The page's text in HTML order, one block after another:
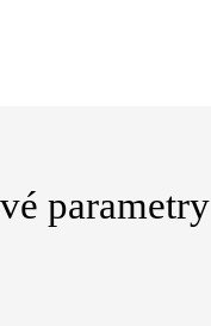
parametry